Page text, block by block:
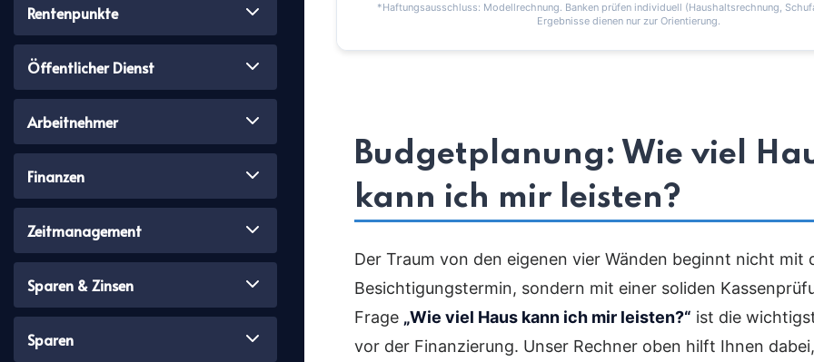
Rentenpunkte
Öffentlicher Dienst
Arbeitnehmer
Finanzen
Zeitmanagement
Sparen & Zinsen
Sparen
*Haftungsausschluss: Modellrechnung. Banken prüfen individuell (Haushaltsrechnung,
Ergebnisse dienen nur zur Orientierung.
Budgetplanung: Wie viel
kann ich mir leisten?
Der Traum von den eigenen vier Wänden beginnt nicht mit
Besichtigungstermin, sondern mit einer soliden
Frage „Wie viel Haus kann ich mir leisten?“ ist die
vor der Finanzierung. Unser Rechner oben hilft Ihnen